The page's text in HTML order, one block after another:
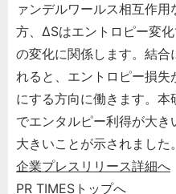
ァンデルワールス相互作
方、ΔSはエントロピー変
の変化に関係します。結合
れると、エントロピー損
にする方向に働きます。
でエンタルピー利得が大
大きいことが示されました。
企業プレスリリース詳細へ
PR TIMESトップへ